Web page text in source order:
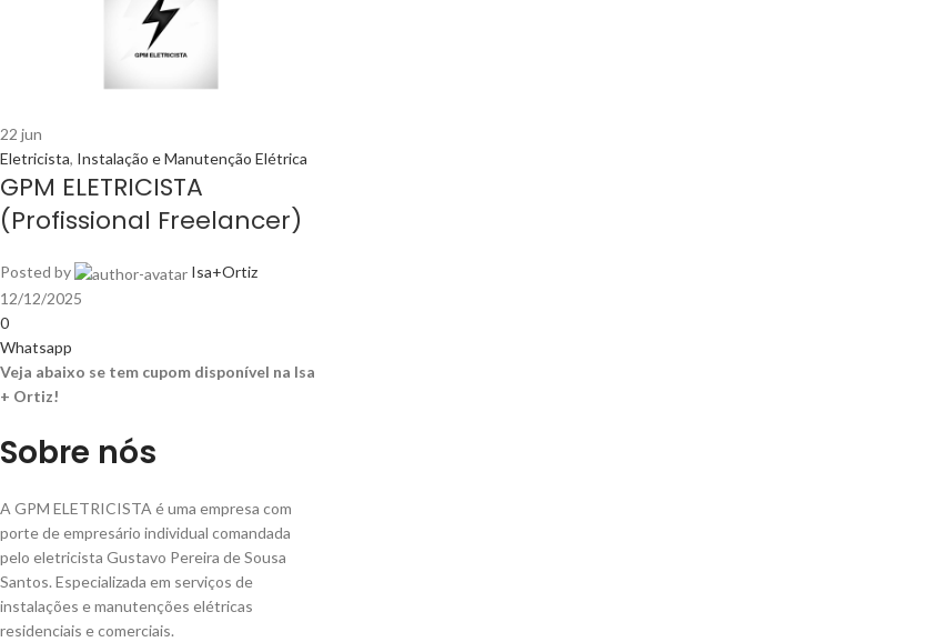
22 jun
Eletricista, Instalação e Manutenção Elétrica
GPM ELETRICISTA
(Profissional Freelancer)
Posted by
Isa+Ortiz
12/12/2025
0
Whatsapp
Veja abaixo se tem cupom disponível na Isa
+ Ortiz!
Sobre nós
A GPM ELETRICISTA é uma empresa com
porte de empresário individual comandada
pelo eletricista Gustavo Pereira de Sousa
Santos. Especializada em serviços de
instalações e manutenções elétricas
residenciais e comerciais.